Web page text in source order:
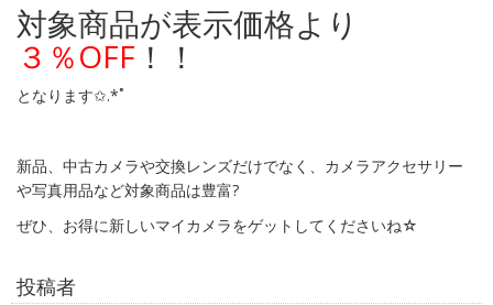
対象商品が表示価格より
３％OFF ！！
となります✩.*˚
新品、中古カメラや交換レンズだけでなく、カメラアクセサリー
や写真用品など対象商品は豊富?
ぜひ、お得に新しいマイカメラをゲットしてくださいね☆
投稿者